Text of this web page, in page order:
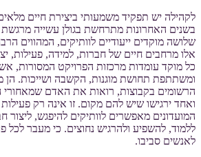
לקהילה יש תפקיד משמעותי ביצירת חיים
בשנים האחרונות מתרחשת בגולן עשייה
שלושה מוקדים ייעודיים לוותיקים, המהווים
אלו מרחבים חיים של חברות, למידה, פעילות,
כל מוקד עומדות מרכזות הפרויקט המסורות,
ומשתתפת תחושת מוגנות, הקשבה ושייכות. הן
הרשומים בקבוצות, רואות את האדם
ואחד ירגישו שיש להם מקום. זו אינה רק
המועדונים מאפשרים לוותיקים להיפגש, ליצור
ללמוד, להשפיע ולהרגיש נחוצים. כי מעבר לכל
לאנשים סביבו.